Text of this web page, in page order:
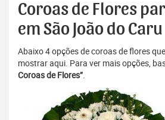
Coroas de Flores
em São João do
Abaixo 4 opções de coroas de flores
mostrar aqui. Para ver mais opções,
Coroas de Flores”.